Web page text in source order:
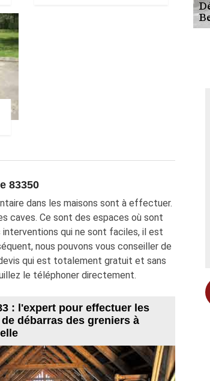
83350
dans les maisons sont à effectuer.
caves. Ce sont des espaces où sont
qui ne sont faciles, il est
nous pouvons vous conseiller de
qui est totalement gratuit et sans
le téléphoner directement.
: l'expert pour effectuer les
débarras des greniers à